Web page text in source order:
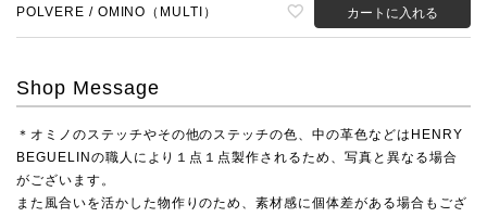
POLVERE / OMINO（MULTI） カートに入れる
Shop Message
＊オミノのステッチやその他のステッチの色、中の革色などはHENRY
BEGUELINの職人により１点１点製作されるため、写真と異なる場合
がございます。
また風合いを活かした物作りのため、素材感に個体差がある場合もござ